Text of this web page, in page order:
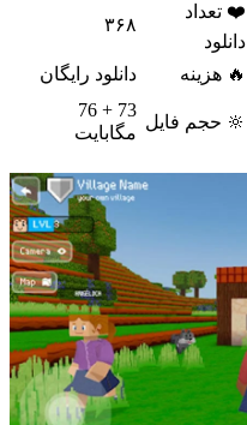
❤️ تعداد
دانلود
۳۶۸
🔥 هزینه
دانلود رایگان
🔆 حجم فایل
73 + 76
مگابایت